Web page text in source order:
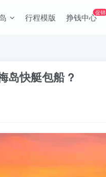
行程模版 挣钱中心促销
岛快艇包船 ?️